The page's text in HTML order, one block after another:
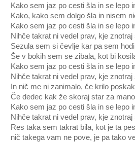
Kako sem jaz po cesti šla in se lepo
Kako, kako sem dolgo šla in nisem
Kako sem jaz po cesti šla in se lepo
Nihče takrat ni vedel prav, kje
Sezula sem si čevlje kar pa sem
Še v bokih sem se zibala, kot bi
Kako sem jaz po cesti šla in se lepo
Nihče takrat ni vedel prav, kje
In nič me ni zanimalo, če krilo
Če dedec kak že skoraj star za
Kako sem jaz po cesti šla in se lepo
Nihče takrat ni vedel prav, kje
Res taka sem takrat bila, kot je ta
nič takega vam ne pove, je pa tako